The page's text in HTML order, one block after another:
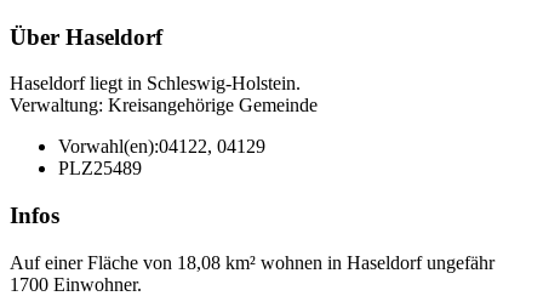
Über Haseldorf
Haseldorf liegt in Schleswig-Holstein.
Verwaltung: Kreisangehörige Gemeinde
Vorwahl(en):04122, 04129
PLZ25489
Infos
Auf einer Fläche von 18,08 km² wohnen in Haseldorf ungefähr
1700 Einwohner.